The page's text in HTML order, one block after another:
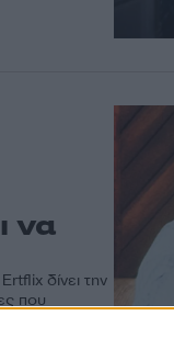
να
δίνει την
που